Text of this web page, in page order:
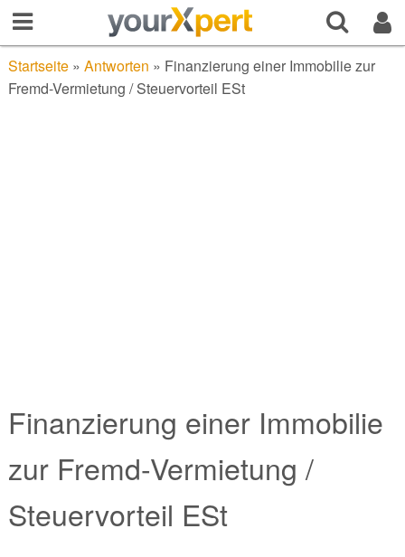
Startseite» Antworten » Finanzierung einer Immobilie zur
Fremd-Vermietung / Steuervorteil ESt
Finanzierung einer Immobilie
zur Fremd-Vermietung /
Steuervorteil ESt